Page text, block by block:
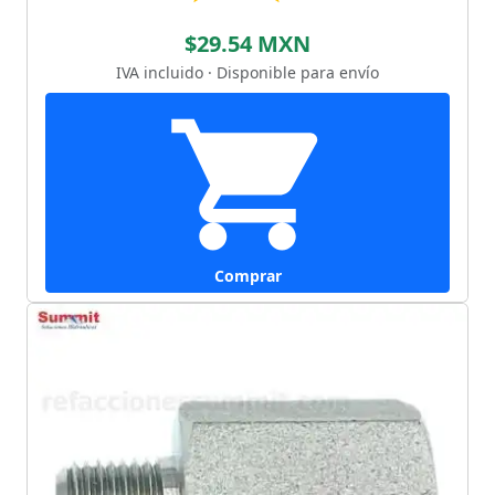
$29.54 MXN
IVA incluido · Disponible para envío
Comprar